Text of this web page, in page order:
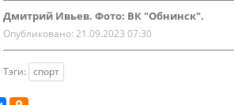
Дмитрий Ивьев. Фото: ВК "Обнинск".
Опубликовано: 21.09.2023 07:30
Тэги: спорт